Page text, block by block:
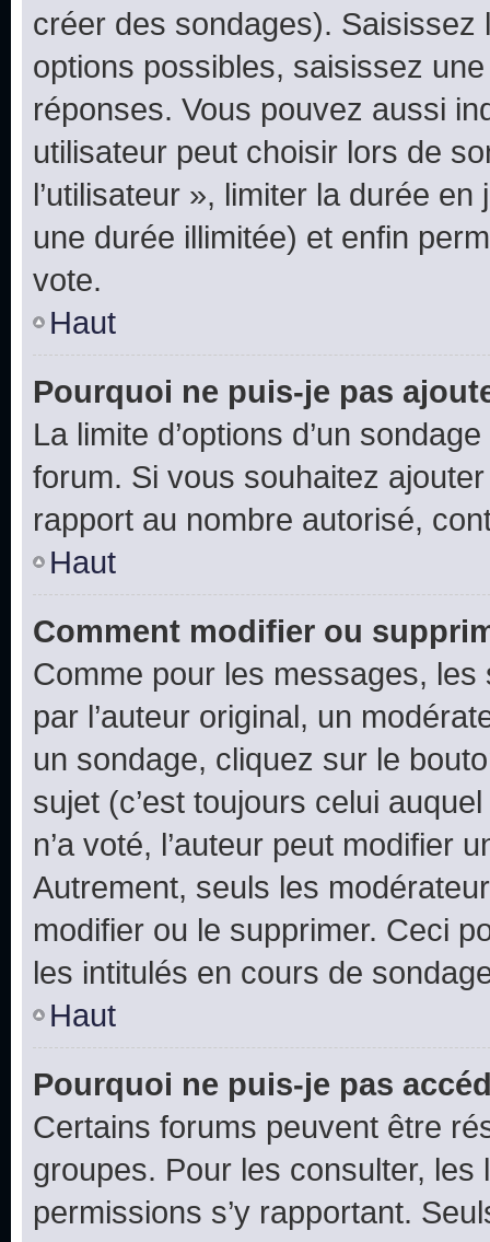
créer des sondages).
options possibles, saisissez
réponses. Vous pouvez aussi
utilisateur peut choisir lors de
l’utilisateur », limiter la durée
une durée illimitée) et enfin
vote.
Haut
Pourquoi ne puis-je pas
La limite d’options d’un
forum. Si vous souhaitez
rapport au nombre autorisé,
Haut
Comment modifier ou
Comme pour les messages,
par l’auteur original, un
un sondage, cliquez sur le
sujet (c’est toujours celui
n’a voté, l’auteur peut modifier
Autrement, seuls les
modifier ou le supprimer. Ceci
les intitulés en cours de
Haut
Pourquoi ne puis-je pas
Certains forums peuvent être
groupes. Pour les consulter,
permissions s’y rapportant.